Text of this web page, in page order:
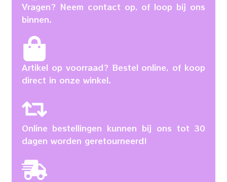
Vragen? Neem contact op, of loop bij ons
binnen.
Artikel op voorraad? Bestel online, of koop
direct in onze winkel.
Online bestellingen kunnen bij ons tot 30
dagen worden geretourneerd!